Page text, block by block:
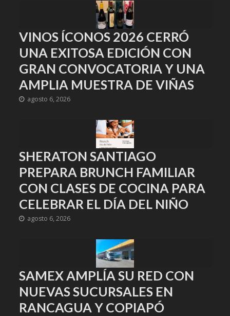
VINOS ÍCONOS 2026 CERRÓ
UNA EXITOSA EDICIÓN CON
GRAN CONVOCATORIA Y UNA
AMPLIA MUESTRA DE VIÑAS
agosto 6, 2026
SHERATON SANTIAGO
PREPARA BRUNCH FAMILIAR
CON CLASES DE COCINA PARA
CELEBRAR EL DÍA DEL NIÑO
agosto 6, 2026
SAMEX AMPLÍA SU RED CON
NUEVAS SUCURSALES EN
RANCAGUA Y COPIAPÓ